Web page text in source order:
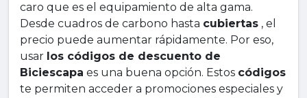
caro que es el equipamiento de alta gama.
Desde cuadros de carbono hasta cubiertas , el
precio puede aumentar rápidamente. Por eso,
usar los códigos de descuento de
Biciescapa es una buena opción. Estos códigos
te permiten acceder a promociones especiales y